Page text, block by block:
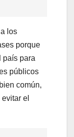
los
porque
país para
públicos
común,
el